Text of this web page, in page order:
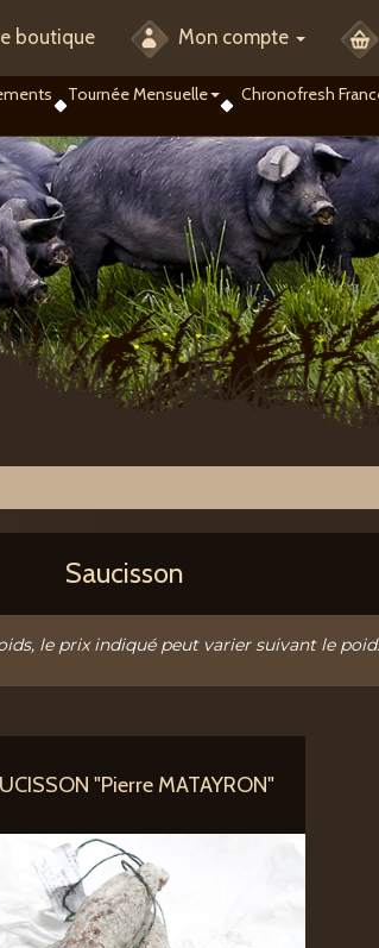
boutique Mon compte
Tournée Mensuelle Chronofresh
Saucisson
le prix indiqué peut varier suivant le
"Pierre MATAYRON"